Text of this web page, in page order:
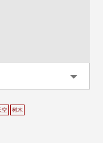
空 树木